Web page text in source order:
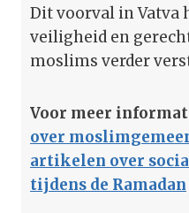
Dit voorval in Vatva
veiligheid en
moslims verder
Voor meer
over
artikelen over
tijdens de Ramadan